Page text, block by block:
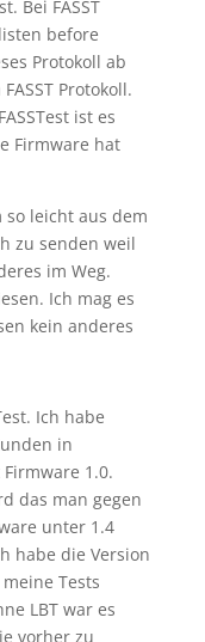
Bei FASST
before
Protokoll ab
Protokoll.
ist es
Firmware hat
so leicht aus dem
zu senden weil
im Weg.
Ich mag es
kein anderes
Ich habe
in
1.0.
das man gegen
unter 1.4
habe die Version
Tests
LBT war es
vorher zu